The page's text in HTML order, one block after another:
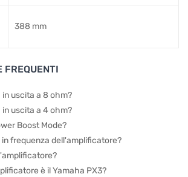
388 mm
FREQUENTI
in uscita a 8 ohm?
in uscita a 4 ohm?
Boost Mode?
in frequenza dell'amplificatore?
è il Yamaha PX3?